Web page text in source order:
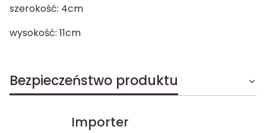
szerokość: 4cm
wysokość: 11cm
Bezpieczeństwo produktu
Importer